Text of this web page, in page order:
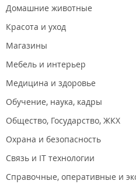
Домашние животные
Красота и уход
Магазины
Мебель и интерьер
Медицина и здоровье
Обучение, наука, кадры
Общество, Государство, ЖКХ
Охрана и безопасность
Связь и IT технологии
Справочные, оперативные и